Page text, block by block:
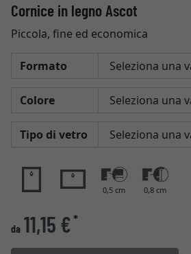
Cornice in legno Ascot
Piccola, fine ed economica
Formato
Colore
Tipo di vetro
0,5 cm 0,8 cm
da 11,15 €*